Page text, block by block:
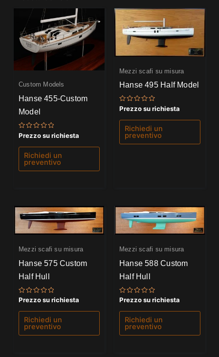
Custom Models
Hanse 455-Custom
Model
Valutato
0
su
Prezzo su richiesta
Richiedi un
preventivo
Mezzi scafi su misura
Hanse 495 Half Model
Valutato
0
su
Prezzo su richiesta
Richiedi un
preventivo
Mezzi scafi su misura
Hanse 575 Custom
Half Hull
Valutato
su
Prezzo su richiesta
Richiedi un
preventivo
Mezzi scafi su misura
Hanse 588 Custom
Half Hull
Valutato
su
Prezzo su richiesta
Richiedi un
preventivo